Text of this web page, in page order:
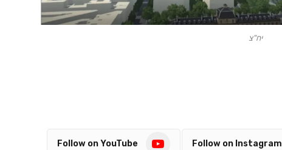
יח"צ
Follow on Instagram
Follow on YouTube